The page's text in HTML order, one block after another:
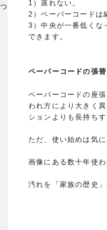
1）蒸れない。
2）ペーパーコードは
3）中央が一番低くな
できます。
ペーパーコードの張
ペーパーコードの座
われ方により大きく
ションよりも長持ち
ただ、使い始めは気
画像にある数十年使
汚れを「家族の歴史